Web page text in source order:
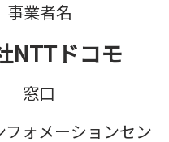
事業者名
NTTドコモ
窓口
フォメーションセン